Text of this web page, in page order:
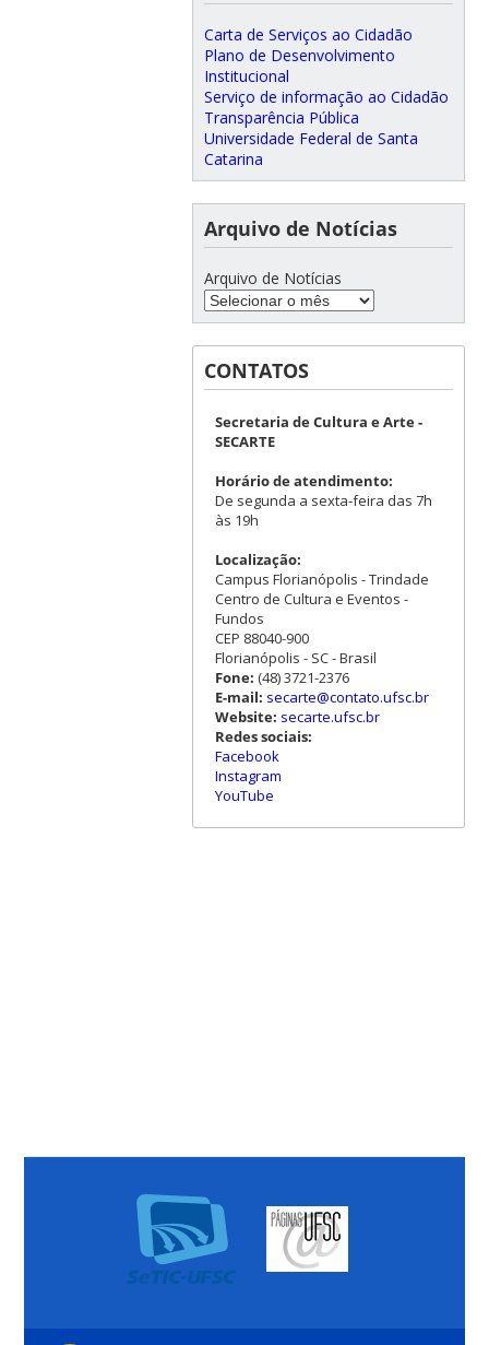
Carta de Serviços ao Cidadão
Plano de Desenvolvimento
Institucional
Serviço de informação ao Cidadão
Transparência Pública
Universidade Federal de Santa
Catarina
Arquivo de Notícias
Arquivo de Notícias
CONTATOS
Secretaria de Cultura e Arte -
SECARTE
Horário de atendimento:
De segunda a sexta-feira das 7h
às 19h
Localização:
Campus Florianópolis - Trindade
Centro de Cultura e Eventos -
Fundos
CEP 88040-900
Florianópolis - SC - Brasil
Fone: (48) 3721-2376
E-mail: secarte@contato.ufsc.br
Website: secarte.ufsc.br
Redes sociais:
Facebook
Instagram
YouTube